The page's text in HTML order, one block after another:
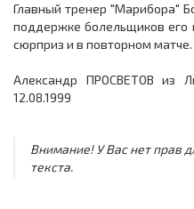
Главный тренер "Марибора"
поддержке болельщиков его
сюрприз и в повторном матче.
Александр ПРОСВЕТОВ из
12.08.1999
Внимание! У Вас нет прав
текста.